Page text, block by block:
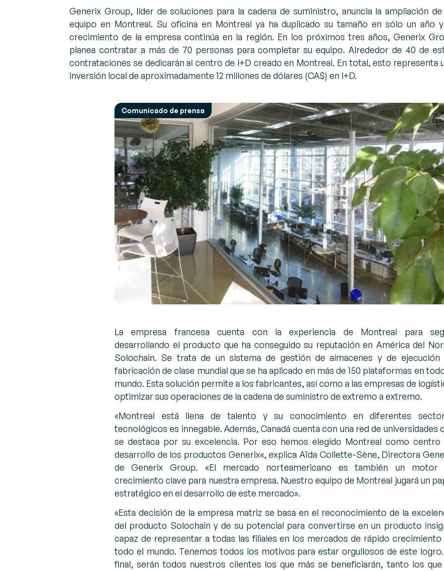
Sistema de Gestión de
Recursos (RMS)
Gestiona y optimiza de forma
inteligente cada puesto, cada
tarea, cada recurso en cada
almacén
Optimiza el inventario con
datos en tiempo real
eventos
Sobre Generix
Descubre más sobre nosotros
Opinión de los expertos
Opiniones y consejos de expertos sobre
retos y soluciones del sector
Generix Group, líder de soluciones para la cadena de suministro, anuncia la ampliación de
equipo en Montreal. Su oficina en Montreal ya ha duplicado su tamaño en sólo un año
crecimiento de la empresa continúa en la región. En los próximos tres años, Generix
planea contratar a más de 70 personas para completar su equipo. Alrededor de 40 de
contrataciones se dedicarán al centro de I+D creado en Montreal. En total, esto representa
inversión local de aproximadamente 12 millones de dólares (CA$) en I+D.
Comunicado de prensa
La empresa francesa cuenta con la experiencia de Montreal para
desarrollando el producto que ha conseguido su reputación en América del
Solochain. Se trata de un sistema de gestión de almacenes y de ejecución
fabricación de clase mundial que se ha aplicado en más de 150 plataformas en
mundo. Esta solución permite a los fabricantes, así como a las empresas de
optimizar sus operaciones de la cadena de suministro de extremo a extremo.
«Montreal está llena de talento y su conocimiento en diferentes
tecnológicos es innegable. Además, Canadá cuenta con una red de universidades
se destaca por su excelencia. Por eso hemos elegido Montreal como centro
desarrollo de los productos Generix«, explica Aïda Collette-Sène, Directora
de Generix Group. «El mercado norteamericano es también un motor
crecimiento clave para nuestra empresa. Nuestro equipo de Montreal jugará un
estratégico en el desarrollo de este mercado».
«Esta decisión de la empresa matriz se basa en el reconocimiento de la
del producto Solochain y de su potencial para convertirse en un producto
capaz de representar a todas las filiales en los mercados de rápido crecimiento
todo el mundo. Tenemos todos los motivos para estar orgullosos de este
final, serán todos nuestros clientes los que más se beneficiarán, tanto los que